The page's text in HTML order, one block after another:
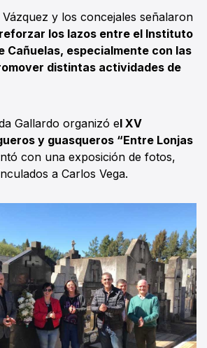
y los concejales señalaron
reforzar los lazos entre el Instituto
Cañuelas, especialmente con las
distintas actividades de
Gallardo organizó el XV
y guasqueros “Entre Lonjas
con una exposición de fotos,
a Carlos Vega.